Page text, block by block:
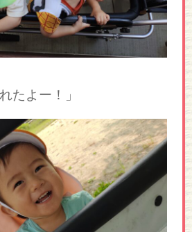
たよー！」